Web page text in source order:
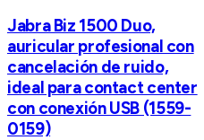
Jabra Biz 1500 Duo,
auricular profesional con
cancelación de ruido,
ideal para contact center
con conexión USB (1559-
0159)